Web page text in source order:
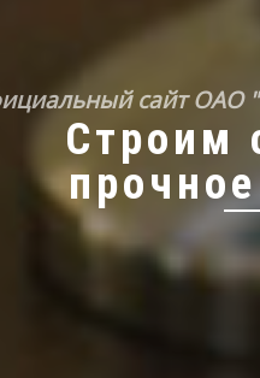
сайт OAO
Строим